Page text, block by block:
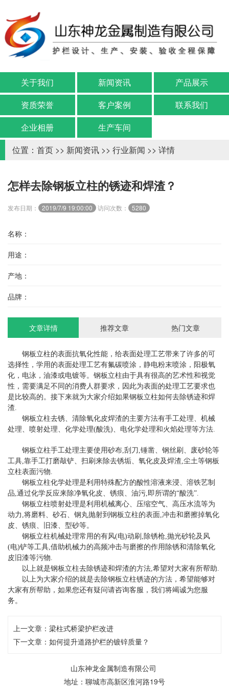
关于我们 新闻资讯
产品展示
资质荣誉
客户案例
联系我们
企业相册
生产车间
位置： 首页 >> 新闻资讯 >> 行业新闻 >> 详情
怎样去除钢板立柱的锈迹和焊渣？
发布日期： 2019/7/9 19:00:00 访问次数： 5280
名称：
用途：
产地：
品牌：
文章详情 推荐文章 热门文章
钢板立柱的表面抗氧化性能，给表面处理工艺带来了许多的可
选择性，学用的表面处理工艺有氟碳喷涂，静电粉末喷涂，阳极氧
化，电泳，油漆或电镀等。钢板立柱由于具有很高的艺术性和视觉
性，需要满足不同的消费人群要求，因此为表面的处理工艺要求也
是比较高的。接下来就为大家介绍如果钢板立柱如何去除锈迹和焊
渣.
钢板立柱去锈、清除氧化皮焊渣的主要方法有手工处理、机械
处理、喷射处理、化学处理(酸洗)、电化学处理和火焰处理等方法.
钢板立柱手工处理主要使用砂布,刮刀,锤凿、钢丝刷、废砂轮等
工具,靠手工打磨敲铲、扫刷来除去锈垢、氧化皮及焊渣,尘土等钢板
立柱表面污物.
钢板立柱化学处理是利用特殊配方的酸性溶液来浸、溶铁艺制
品,通过化学反应来除净氧化皮、锈痕、油污,即所谓的“酸洗”.
钢板立柱喷射处理是利用机械离心、压缩空气、高压水流等为
动力,将磨料、砂石、钢丸抛射到钢板立柱的表面,冲击和磨擦掉氧化
皮、锈痕、旧漆、型砂等。
钢板立柱机械处理常用的有风(电)动刷,除锈枪,抛光砂轮及风
(电)铲等工具,借助机械力的高频冲击与磨擦的作用除锈和清除氧化
皮旧漆等污物.
以上就是钢板立柱去除锈迹和焊渣的方法,希望对大家有所帮助.
以上为大家介绍的就是去除钢板立柱锈迹的方法，希望能够对
大家有所帮助，如果您还有疑问请咨询客服，我们将竭诚为您服
务。
上一文章： 梁柱式桥梁护栏改进
下一文章： 如何提升道路护栏的镀锌质量？
山东神龙金属制造有限公司
地址：聊城市高新区淮河路19号